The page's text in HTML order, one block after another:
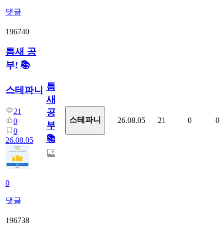
댓글
196740
틈새 공
부! 📚
스테파니
21
0
0
26.08.05
0
댓글
틈
새
공
부!
📚
스테파니 26.08.05 21 0 0
196738